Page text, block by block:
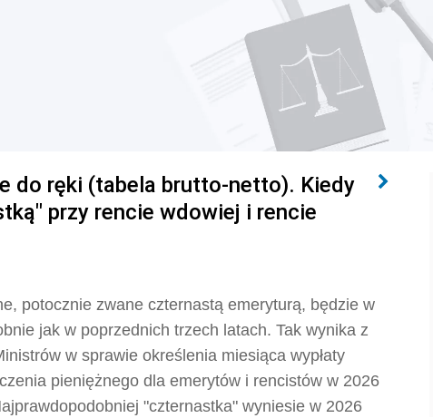
do ręki (tabela brutto-netto). Kiedy
przy rencie wdowiej i rencie
potocznie zwane czternastą emeryturą, będzie w
jak w poprzednich trzech latach. Tak wynika z
w sprawie określenia miesiąca wypłaty
pieniężnego dla emerytów i rencistów w 2026
"czternastka" wyniesie w 2026